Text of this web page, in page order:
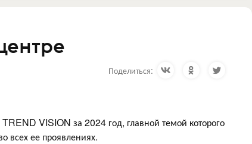
Поделиться:
VISION за 2024 год, главной темой которого
всех ее проявлениях.